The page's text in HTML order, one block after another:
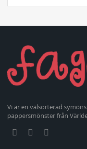
Vi är en välsorterad
pappersmönster från